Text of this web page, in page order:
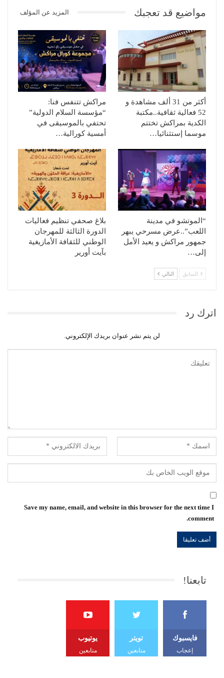
مواضيع قد تعجبك المزيد عن المؤلف
أكثر من 31 ألف مشاهدة و
52 فعالية ثقافية..مكتبة
الكدية بمراكش تختتم
موسما إستثنائيا…
مراكش تتنفس فنا:
“مؤسسة السلام الدولية”
تحتفي بالموسيقى في
أمسية كورالية…
“الموتشو في مدينة
اللعب”..عرض مسرحي يبهر
جمهور مراكش و يعيد الأمل
إلى…
بلاغ صحفي تنظيم فعاليات
الدورة الثالثة للمهرجان
الوطني للثقافة الأمازيغية
بآيت أورير
السابق التالي
اترك رد
لن يتم نشر عنوان بريدك الإلكتروني.
Save my name, email, and website in this browser for the next time I
comment.
تابعنا!
فايسبوك
إعجاب
تويتر
متابعين
يوتيوب
متابعين